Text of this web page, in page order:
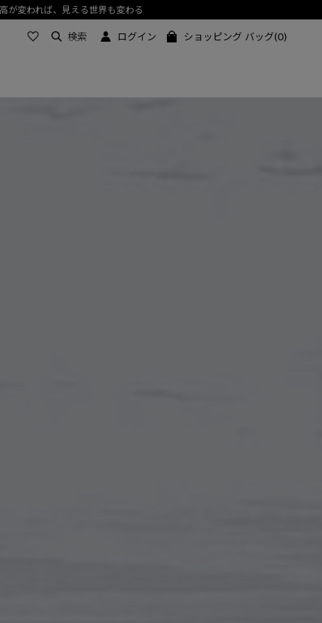
検索 ログイン ショッピング バッグ(0)